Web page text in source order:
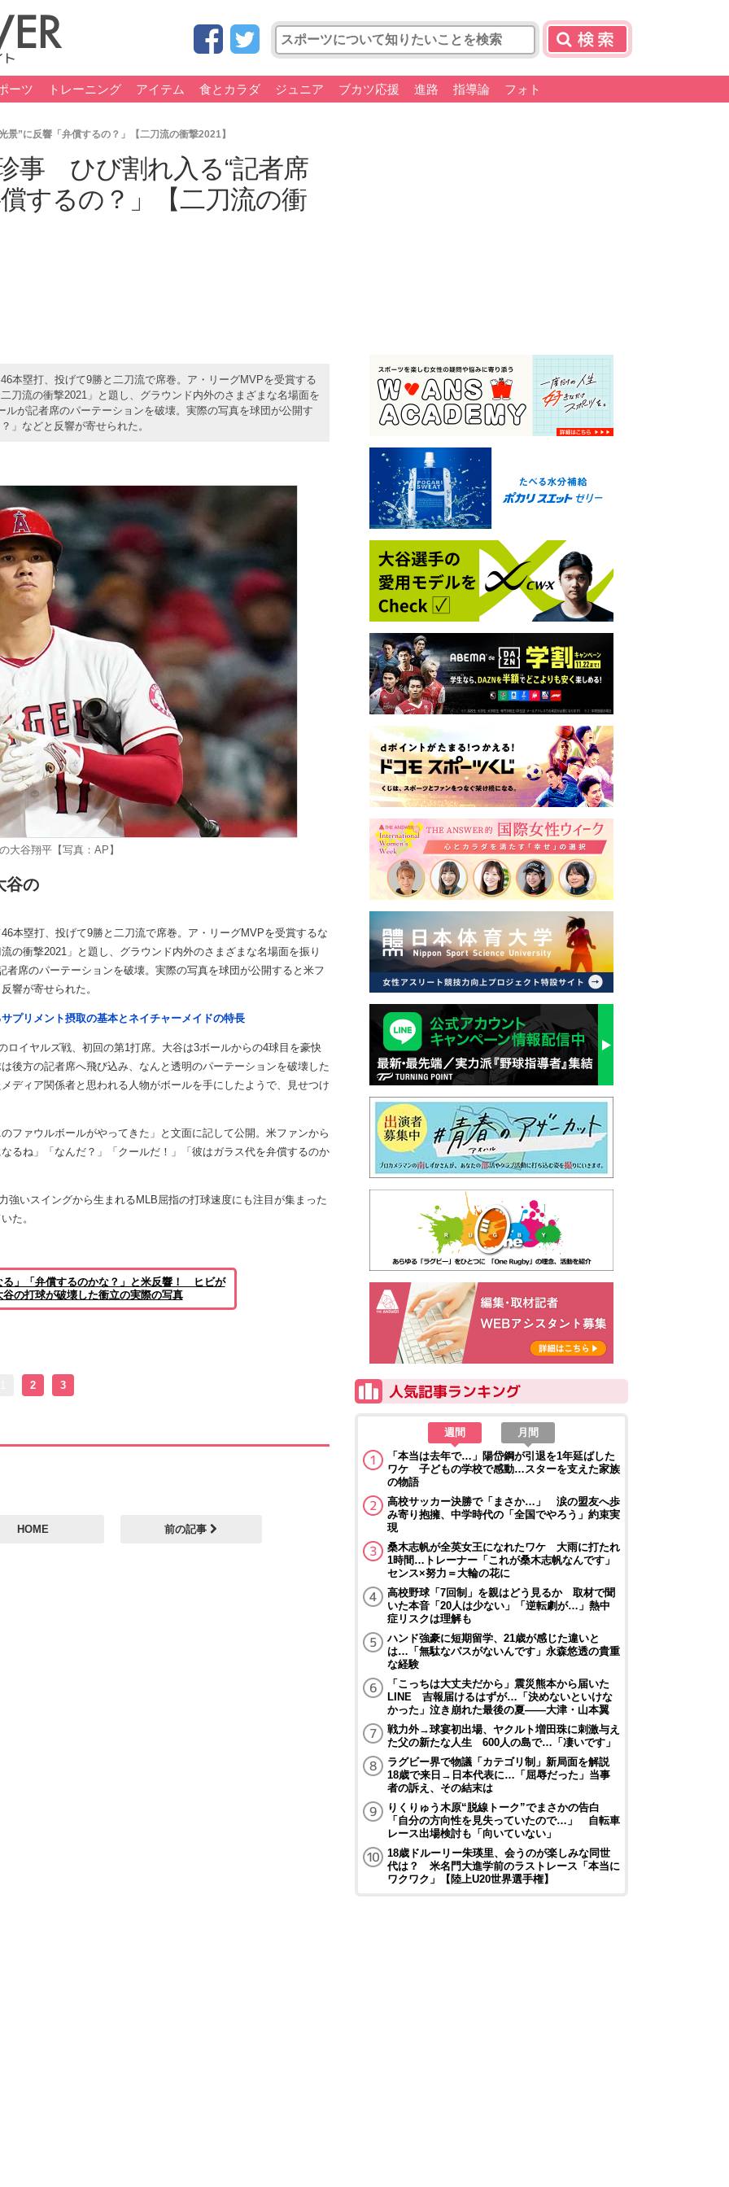
ーツ トレーニング アイテム 食とカラダ ジュニア ブカツ応援 進路 指導論 フォト
”に反響「弁償するの？」【二刀流の衝撃2021】
事 ひび割れ入る“記者席
するの？」【二刀流の衝
本塁打、投げて9勝と二刀流で席巻。ア・リーグMVPを受賞する
刀流の衝撃2021」と題し、グラウンド内外のさまざまな名場面を
が記者席のパーテーションを破壊。実際の写真を球団が公開す
」などと反響が寄せられた。
大谷翔平【写真：AP】
谷の
塁打、投げて9勝と二刀流で席巻。ア・リーグMVPを受賞するな
の衝撃2021」と題し、グラウンド内外のさまざまな名場面を振り
席のパーテーションを破壊。実際の写真を球団が公開すると米フ
響が寄せられた。
プリメント摂取の基本とネイチャーメイドの特長
イヤルズ戦、初回の第1打席。大谷は3ボールからの4球目を豪快
後方の記者席へ飛び込み、なんと透明のパーテーションを破壊した
ディア関係者と思われる人物がボールを手にしたようで、見せつけ
ァウルボールがやってきた」と文面に記して公開。米ファンから
ね」「なんだ？」「クールだ！」「彼はガラス代を弁償するのか
いスイングから生まれるMLB屈指の打球速度にも注目が集まった
た。
る」「弁償するのかな？」と米反響！ ヒビが
の打球が破壊した衝立の実際の写真
2 3
HOME 前の記事
週間
月間
「本当は去年で…」陽岱鋼が引退を1年延ばした
ワケ 子どもの学校で感動…スターを支えた家族
の物語
高校サッカー決勝で「まさか…」 涙の盟友へ歩
み寄り抱擁、中学時代の「全国でやろう」約束実
現
桑木志帆が全英女王になれたワケ 大雨に打たれ
1時間…トレーナー「これが桑木志帆なんです」
センス×努力＝大輪の花に
高校野球「7回制」を親はどう見るか 取材で聞
いた本音「20人は少ない」「逆転劇が…」熱中
症リスクは理解も
ハンド強豪に短期留学、21歳が感じた違いと
は…「無駄なパスがないんです」永森悠透の貴重
な経験
「こっちは大丈夫だから」震災熊本から届いた
LINE 吉報届けるはずが…「決めないといけな
かった」泣き崩れた最後の夏――大津・山本翼
戦力外→球宴初出場、ヤクルト増田珠に刺激与え
た父の新たな人生 600人の島で…「凄いです」
ラグビー界で物議「カテゴリ制」新局面を解説
18歳で来日→日本代表に…「屈辱だった」当事
者の訴え、その結末は
りくりゅう木原“脱線トーク”でまさかの告白
「自分の方向性を見失っていたので…」 自転車
レース出場検討も「向いていない」
18歳ドルーリー朱瑛里、会うのが楽しみな同世
代は？ 米名門大進学前のラストレース「本当に
ワクワク」【陸上U20世界選手権】